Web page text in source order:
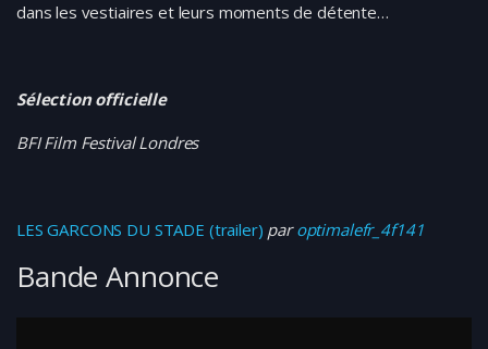
dans les vestiaires et leurs moments de détente…
Sélection officielle
BFI Film Festival Londres
LES GARCONS DU STADE (trailer) paroptimalefr_4f141
Bande Annonce